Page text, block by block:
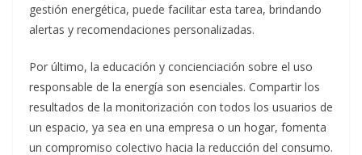
gestión energética, puede facilitar esta tarea, brindando
alertas y recomendaciones personalizadas.
Por último, la educación y concienciación sobre el uso
responsable de la energía son esenciales. Compartir los
resultados de la monitorización con todos los usuarios de
un espacio, ya sea en una empresa o un hogar, fomenta
un compromiso colectivo hacia la reducción del consumo.